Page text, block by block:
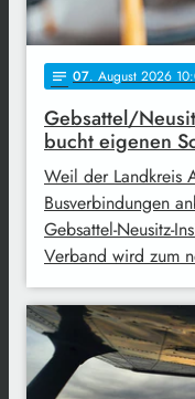
notes 07. August 2026
Gebsattel/
bucht eigenen
Weil der Landkreis
Busverbindungen
Gebsattel-Neusitz-
Verband wird zum